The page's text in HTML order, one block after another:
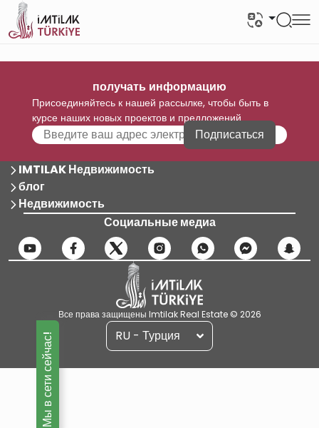
получать информацию
Присоединяйтесь к нашей рассылке, чтобы быть в
курсе наших новых проектов и предложений
Подписаться
IMTILAK Недвижимость
блог
Недвижимость
Социальные медиа
Все права защищены Imtilak Real Estate © 2026
RU - Турция
Мы в сети сейчас!